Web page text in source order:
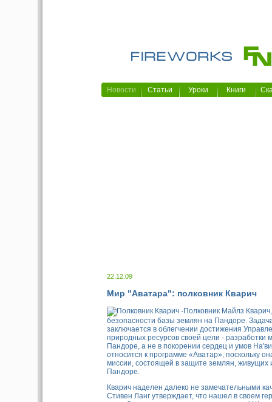
Новости Статьи Уроки Книги
22.12.09
Мир "Аватара": полковник Кварич
Полковник Майлз
безопасности базы землян на Пандоре.
заключается в облегчении достижения
природных ресурсов своей цели - разработки
Пандоре, а не в покорении сердец и умов
относится к программе «Аватар», поскольку
миссии, состоящей в защите землян,
Пандоре.
Кварич наделен далеко не замечательными
Стивен Ланг утверждает, что нашел в своем